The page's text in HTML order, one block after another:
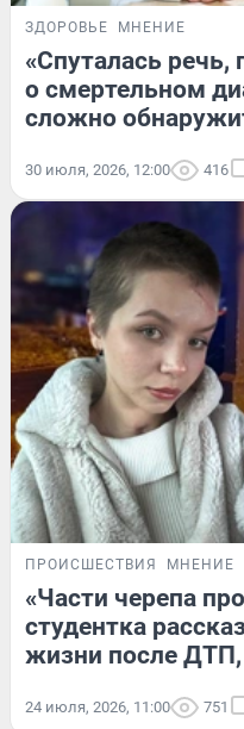
ЗДОРОВЬЕ МНЕНИЕ
«Спуталась речь,
о смертельном
сложно
30 июля, 2026, 12:00 416
ПРОИСШЕСТВИЯ МНЕНИЕ
«Части черепа
студентка
жизни после
24 июля, 2026, 11:00 751